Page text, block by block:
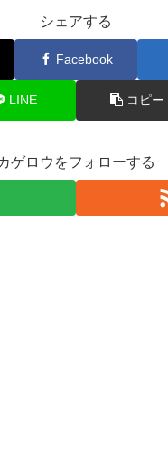
シェアする
Facebook
LINE コピー
ゲロウをフォローする